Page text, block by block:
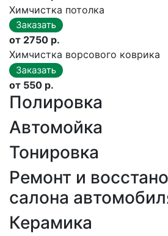
Химчистка потолка
от 2750 р.
Химчистка ворсового коврика
от 550 р.
Полировка
Автомойка
Тонировка
Ремонт и
салона
Керамика